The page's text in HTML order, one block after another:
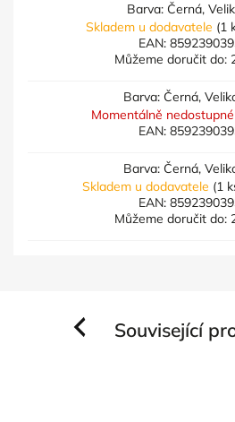
Barva: Černá,
Skladem u dodavatele (1
EAN:
Můžeme doručit do:
Barva: Černá,
Momentálně nedostupné
EAN:
Barva: Černá,
Skladem u dodavatele (1
EAN:
Můžeme doručit do:
Související
Previous